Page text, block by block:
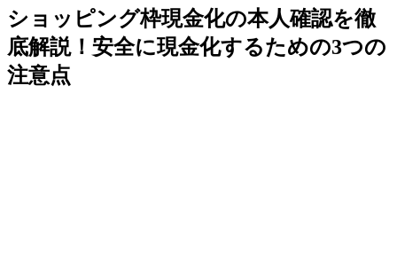
ショッピング枠現金化の本人確認を徹
底解説！安全に現金化するための3つの
注意点